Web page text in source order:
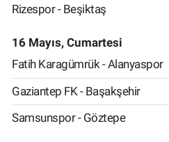
Rizespor - Beşiktaş
16 Mayıs, Cumartesi
Fatih Karagümrük - Alanyaspor
Gaziantep FK - Başakşehir
Samsunspor - Göztepe